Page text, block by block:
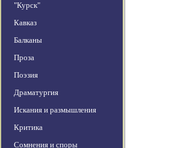
"Курск"
Кавказ
Балканы
Проза
Поэзия
Драматургия
Искания и размышления
Критика
Сомнения и споры